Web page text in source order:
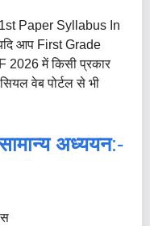
Paper Syllabus In
आप First Grade
में किसी प्रकार
वेब पोर्टल से भी
अध्ययन:-